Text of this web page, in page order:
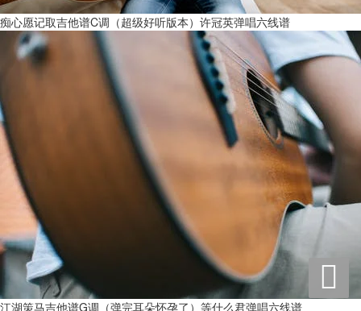
痴心愿记取吉他谱C调（超级好听版本）许冠英弹唱六线谱
江湖策马吉他谱G调（弹完耳朵怀孕了）等什么君弹唱六线谱
